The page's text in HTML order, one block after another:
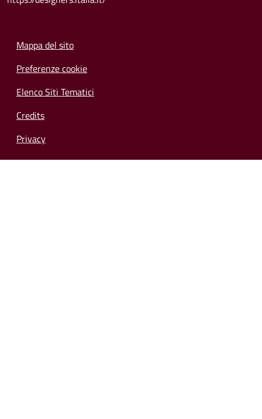
Mappa del sito
Preferenze cookie
Elenco Siti Tematici
Credits
Privacy